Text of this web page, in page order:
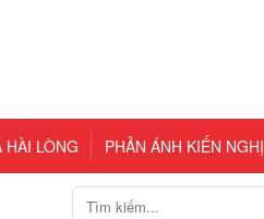
HÀI LÒNG PHẢN ÁNH KIẾN NGHỊ